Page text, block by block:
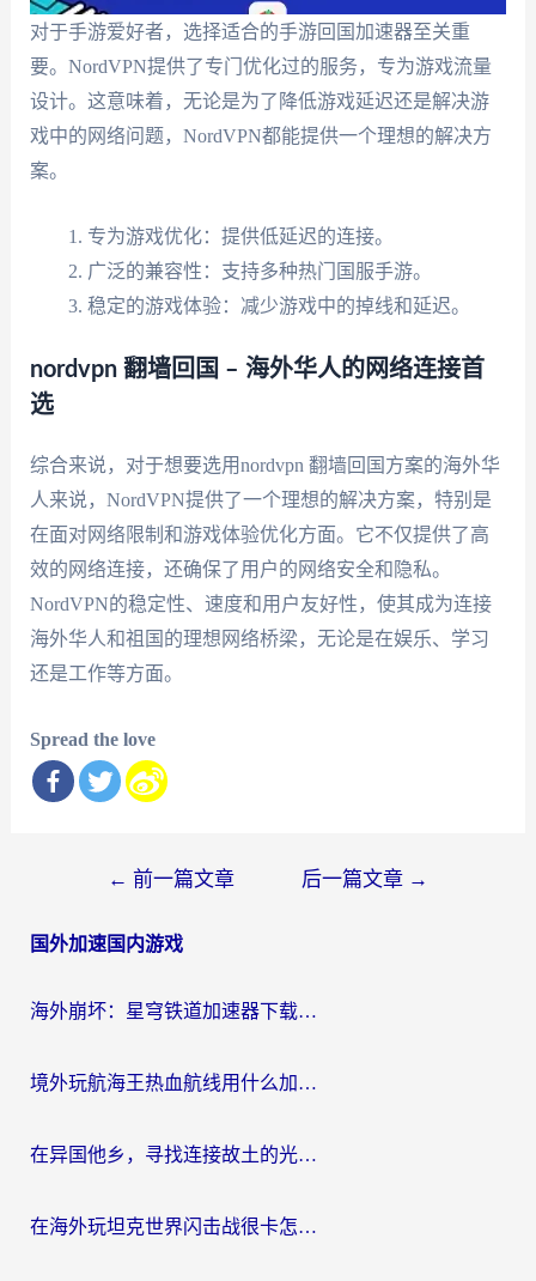
对于手游爱好者，选择适合的手游回国加速器至关重
要。NordVPN提供了专门优化过的服务，专为游戏流量
设计。这意味着，无论是为了降低游戏延迟还是解决游
戏中的网络问题，NordVPN都能提供一个理想的解决方
案。
专为游戏优化：提供低延迟的连接。
广泛的兼容性：支持多种热门国服手游。
稳定的游戏体验：减少游戏中的掉线和延迟。
nordvpn 翻墙回国 – 海外华人的网络连接首
选
综合来说，对于想要选用nordvpn 翻墙回国方案的海外华
人来说，NordVPN提供了一个理想的解决方案，特别是
在面对网络限制和游戏体验优化方面。它不仅提供了高
效的网络连接，还确保了用户的网络安全和隐私。
NordVPN的稳定性、速度和用户友好性，使其成为连接
海外华人和祖国的理想网络桥梁，无论是在娱乐、学习
还是工作等方面。
Spread the love
导
← 前一篇文章 后一篇文章 →
国外加速国内游戏
海外崩坏：星穹铁道加速器下载安装：一份给游子的终极网络指南
境外玩航海王热血航线用什么加速器？2026海外玩家实测最优方案（附欧洲问道堡垒前线加速技巧）
在异国他乡，寻找连接故土的光明大陆免费加速器
在海外玩坦克世界闪击战很卡怎么办？老玩家亲测有效的加速器选择指南